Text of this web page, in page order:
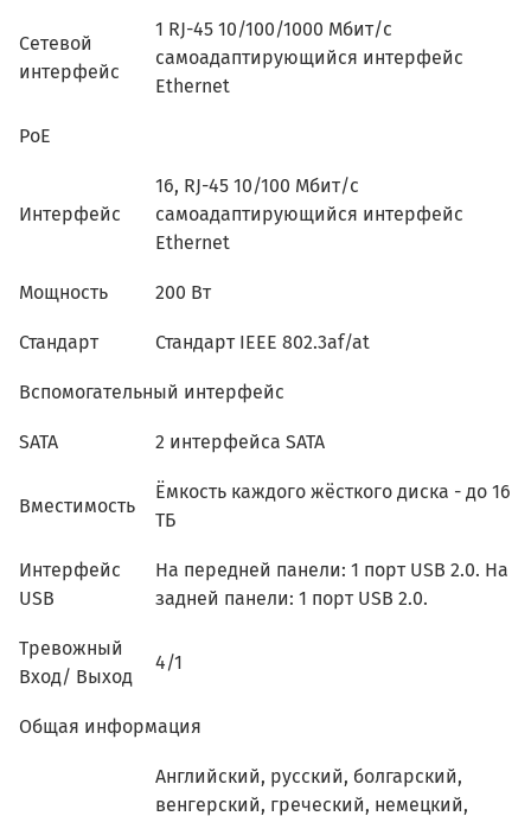
Сетевой
интерфейс
1 RJ-45 10/100/1000 Мбит/с
самоадаптирующийся интерфейс
Ethernet
PoE
Интерфейс
16, RJ-45 10/100 Мбит/с
самоадаптирующийся интерфейс
Ethernet
Мощность 200 Вт
Стандарт Стандарт IEEE 802.3af/at
Вспомогательный интерфейс
SATA 2 интерфейса SATA
Вместимость
Ёмкость каждого жёсткого диска - до 16
ТБ
Интерфейс
USB
На передней панели: 1 порт USB 2.0. На
задней панели: 1 порт USB 2.0.
Тревожный
Вход/ Выход
4/1
Общая информация
Английский, русский, болгарский,
венгерский, греческий, немецкий,